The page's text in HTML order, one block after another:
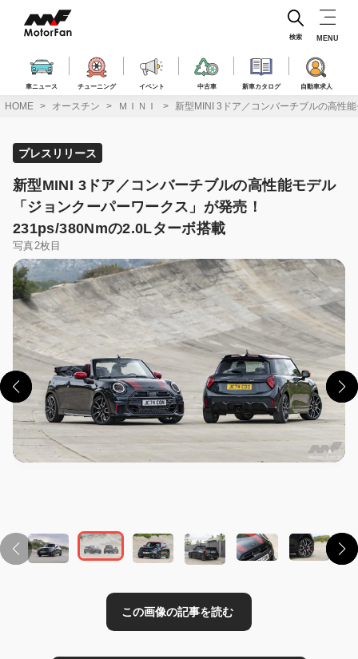
ス
車ニュース チューニング イベント 中古車 新車カタログ 自動車求人
検索 MENU
HOME オースチン ＭＩＮＩ 新型MINI 3ドア／コンバーチブルの高性
プレスリリース
新型MINI 3ドア／コンバーチブルの高性能モデル
「ジョンクーパーワークス」が発売！
231ps/380Nmの2.0Lターボ搭載
写真2枚目